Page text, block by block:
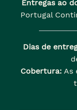
Entregas ao
Portugal
Dias de
Cobertura: As